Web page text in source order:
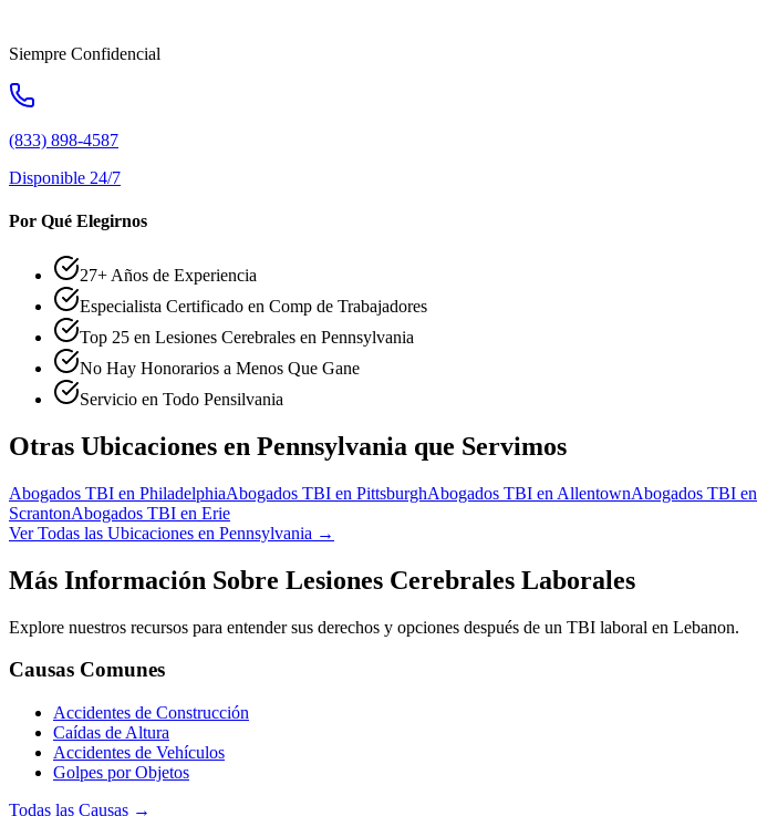
Siempre Confidencial
(833) 898-4587
Disponible 24/7
Por Qué Elegirnos
27+ Años de Experiencia
Especialista Certificado en Comp de Trabajadores
Top 25 en Lesiones Cerebrales en Pennsylvania
No Hay Honorarios a Menos Que Gane
Servicio en Todo Pensilvania
Otras Ubicaciones en Pennsylvania que Servimos
Abogados TBI en PhiladelphiaAbogados TBI en PittsburghAbogados TBI en AllentownAbogados TBI en
ScrantonAbogados TBI en Erie
Ver Todas las Ubicaciones en Pennsylvania →
Más Información Sobre Lesiones Cerebrales Laborales
Explore nuestros recursos para entender sus derechos y opciones después de un TBI laboral en Lebanon.
Causas Comunes
Accidentes de Construcción
Caídas de Altura
Accidentes de Vehículos
Golpes por Objetos
Todas las Causas →